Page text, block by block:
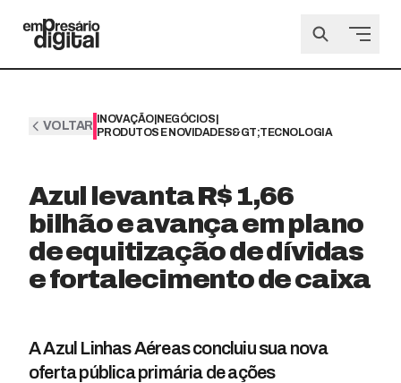
VOLTAR INOVAÇÃO| NEGÓCIOS
PRODUTOS E NOVIDADES&GT;TECNOLOGIA
Azul levanta R$ 1,66
bilhão e avança em plano
de equitização de dívidas
e fortalecimento de caixa
A Azul Linhas Aéreas concluiu sua nova
oferta pública primária de ações